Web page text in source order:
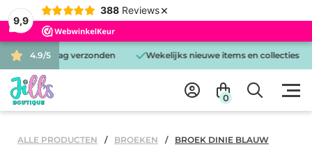
9,9
388 Reviews ×
4.9/5
is dezelfde dag verzonden Wekelijks nieuwe items en collecties
0
ALLE PRODUCTEN BROEKEN BROEK DINIE BLAUW